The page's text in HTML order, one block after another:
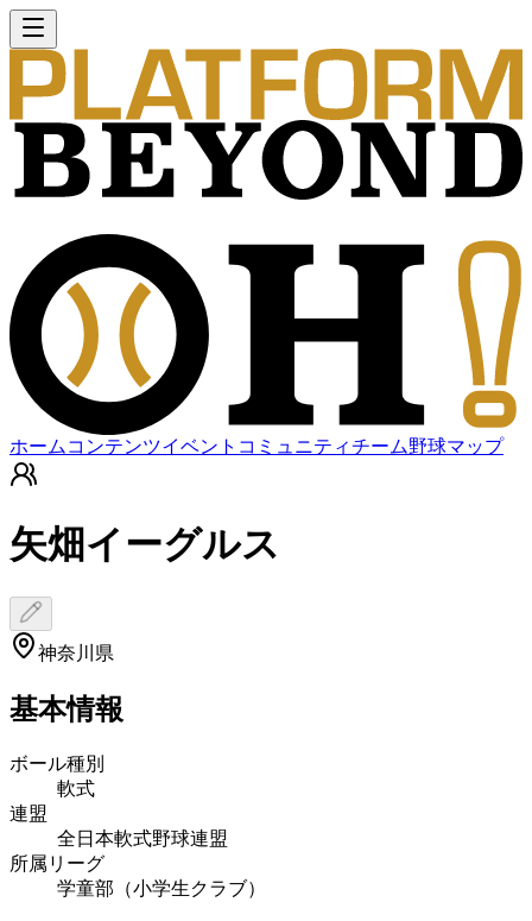
ホーム コンテンツイベント コミュニティチーム野球マップ
矢畑イーグルス
神奈川県
基本情報
ボール種別
軟式
連盟
全日本軟式野球連盟
所属リーグ
学童部（小学生クラブ）